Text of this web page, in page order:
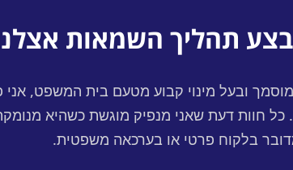
תהליך השמאות
ובעל מינוי קבוע מטעם בית המשפט, אני
כל חוות דעת שאני מנפיק מוגשת כשהיא
בלקוח פרטי או בערכאה משפטית.